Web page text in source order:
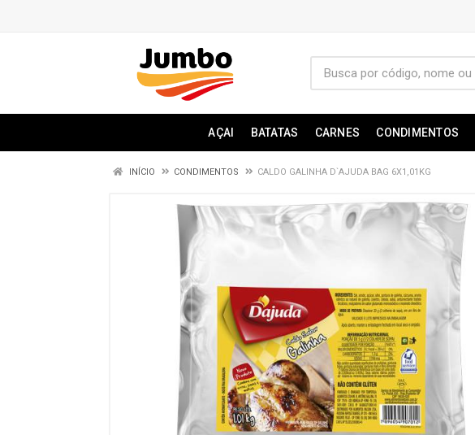
AÇAI BATATAS CARNES CONDIMENTOS
INÍCIO CONDIMENTOS CALDO GALINHA D`AJUDA BAG 6X1,01KG